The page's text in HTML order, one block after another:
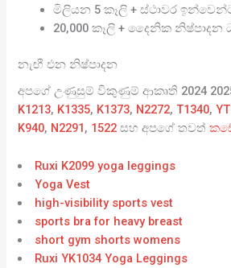
මිලියන 5 කෑලි + ස්ථාවර
20,000 කෑලි + දෛනික නිෂ්පාදන
නැඟී එන නිෂ්පාදන
අපගේ උණුසුම් විකුණුම් ආකෘති 2024 2025
K1213, K1335, K1373, N2272,T1340,
K940, N2291, 1522සහ අපගේ තවත්
Ruxi K2099 yoga leggings
Yoga Vest
high-visibility sports vest
sports bra for heavy breast
short gym shorts womens
Ruxi YK1034 Yoga Leggings